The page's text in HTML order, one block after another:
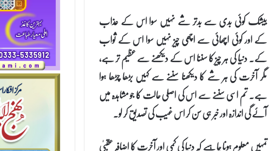
بیشک کوئی بدی سے بدتر شے نہیں سوا اس کے عذاب
کے اور کوئی اچھائی سے اچھی چیز نہیں سوا اس کے ثواب
کے۔ دنیا کی ہر چیز کا سننا اس کے دیکھنے سے عظیم تر ہے،
مگر آخرت کی ہر شے کا دیکھنا سننے سے کہیں بڑھا چڑھا ہوا
ہے۔ تم اسی سننے سے اس کی اصلی حالت کا جو مشاہدہ میں
آئے گی اندازہ اور خبر ہی سن کر اس غیب کی تصدیق کر لو۔
تمہیں معلوم ہونا چاہیے کہ دنیا کی کمی اور آخرت کا اضافہ عقبیٰ